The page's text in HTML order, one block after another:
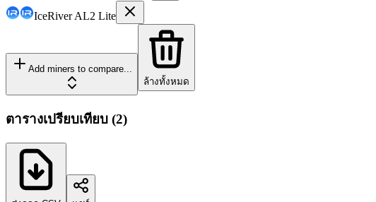
IceRiver AL2 Lite
Add miners to compare...
ล้างทั้งหมด
ตารางเปรียบเทียบ (2)